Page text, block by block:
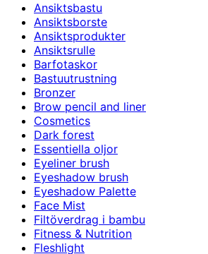
Ansiktsbastu
Ansiktsborste
Ansiktsprodukter
Ansiktsrulle
Barfotaskor
Bastuutrustning
Bronzer
Brow pencil and liner
Cosmetics
Dark forest
Essentiella oljor
Eyeliner brush
Eyeshadow brush
Eyeshadow Palette
Face Mist
Filtöverdrag i bambu
Fitness & Nutrition
Fleshlight